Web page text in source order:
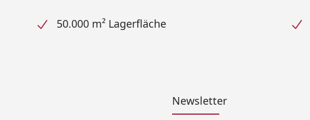
50.000 m² Lagerfläche
Newsletter